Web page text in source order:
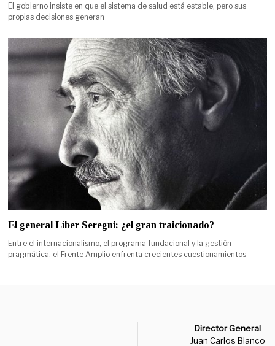
El gobierno insiste en que el sistema de salud está estable, pero sus
propias decisiones generan
El general Líber Seregni: ¿el gran traicionado?
Entre el internacionalismo, el programa fundacional y la gestión
pragmática, el Frente Amplio enfrenta crecientes cuestionamientos
Director General
Juan Carlos Blanco